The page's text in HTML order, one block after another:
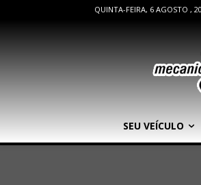
QUINTA-FEIRA, 6 AGOSTO ,
SEU VEÍCULO